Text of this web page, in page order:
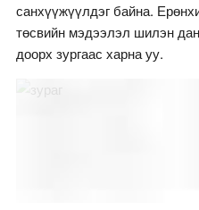
санхүүжүүлдэг байна.
төсвийн мэдээлэл шилэн
доорх зургаас харна уу.